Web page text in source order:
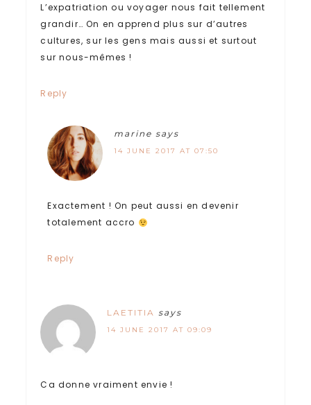
L’expatriation ou voyager nous fait tellement
grandir… On en apprend plus sur d’autres
cultures, sur les gens mais aussi et surtout
sur nous-mêmes !
Reply
marine says
14 JUNE 2017 AT 07:50
Exactement ! On peut aussi en devenir
totalement accro
Reply
LAETITIA says
14 JUNE 2017 AT 09:09
Ca donne vraiment envie !